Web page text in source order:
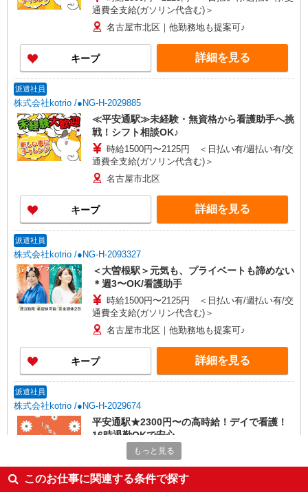
通費全支給(ガソリン代含む)＞
名古屋市北区｜他勤務地も提案可♪
キープ 詳細を見る
派遣社員
株式会社kotrio /●NG-H-2029885
≪平安通駅≫未経験・無資格から看護助手へ挑
戦！シフト相談OK♪
時給1500円〜2125円 ＜日払い有/週払い有/交
通費全支給(ガソリン代含む)＞
名古屋市北区
キープ 詳細を見る
派遣社員
株式会社kotrio /●NG-H-2093327
＜大曽根駅＞元気も、プライベートも諦めない
＊週3〜OK/看護助手
時給1500円〜2125円 ＜日払い有/週払い有/交
通費全支給(ガソリン代含む)＞
名古屋市北区｜他勤務地も提案可♪
キープ 詳細を見る
派遣社員
株式会社kotrio /●NG-H-2029674
平安通駅★2300円〜の高時給！デイで看護！
16時退勤OKで安心
時給2300円〜2875円＜交通費全額支給(ガソリ
ン代含む)/日払い可/週払い可＞
名古屋市北区
もっと見る
このお仕事に関連する条件で探す